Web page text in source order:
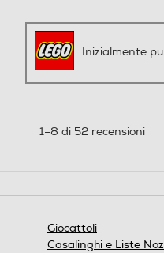
Inizialmente
1–8 di 52 recensioni
Giocattoli
Casalinghi e Liste